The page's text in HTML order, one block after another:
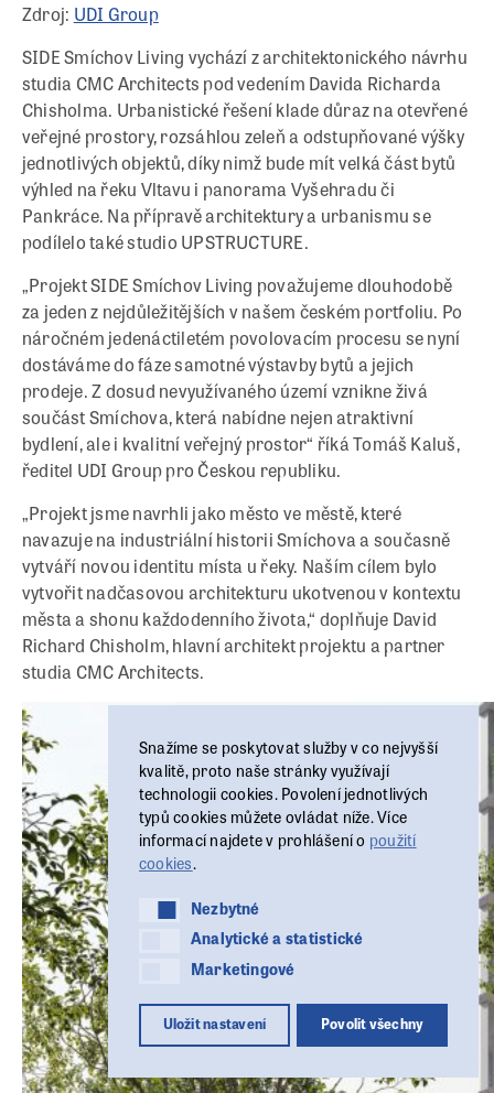
Zdroj: UDI Group
SIDE Smíchov Living vychází z architektonického návrhu
studia CMC Architects pod vedením Davida Richarda
Chisholma. Urbanistické řešení klade důraz na otevřené
veřejné prostory, rozsáhlou zeleň a odstupňované výšky
jednotlivých objektů, díky nimž bude mít velká část bytů
výhled na řeku Vltavu i panorama Vyšehradu či
Pankráce. Na přípravě architektury a urbanismu se
podílelo také studio UPSTRUCTURE.
„Projekt SIDE Smíchov Living považujeme dlouhodobě
za jeden z nejdůležitějších v našem českém portfoliu. Po
náročném jedenáctiletém povolovacím procesu se nyní
dostáváme do fáze samotné výstavby bytů a jejich
prodeje. Z dosud nevyužívaného území vznikne živá
součást Smíchova, která nabídne nejen atraktivní
bydlení, ale i kvalitní veřejný prostor“ říká Tomáš Kaluš,
ředitel UDI Group pro Českou republiku.
„Projekt jsme navrhli jako město ve městě, které
navazuje na industriální historii Smíchova a současně
vytváří novou identitu místa u řeky. Naším cílem bylo
vytvořit nadčasovou architekturu ukotvenou v kontextu
města a shonu každodenního života,“ doplňuje David
Richard Chisholm, hlavní architekt projektu a partner
studia CMC Architects.
Snažíme se poskytovat služby v co nejvyšší
kvalitě, proto naše stránky využívají
technologii cookies. Povolení jednotlivých
typů cookies můžete ovládat níže. Více
informací najdete v prohlášení o použití
cookies.
NezbytnéNezbytné
Analytické a statistické
Analytické a statistické
Marketingové
Marketingové
Uložit nastavení Povolit všechny